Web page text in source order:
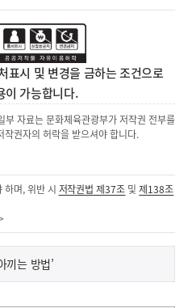
표시 및 변경을 금하는 조건으로
이 가능합니다.
자료는 문화체육관광부가 저작권 전부를
권자의 허락을 받으셔야 합니다.
하며, 위반 시 저작권법 제37조 및제138조
끼는 방법’